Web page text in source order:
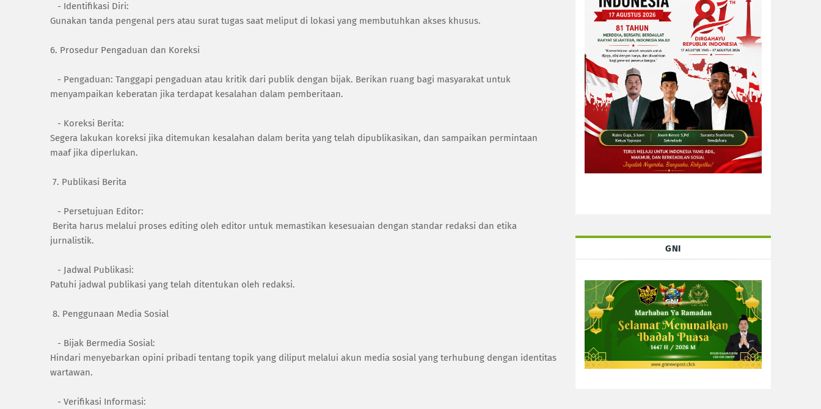
- Identifikasi Diri:
Gunakan tanda pengenal pers atau surat tugas saat meliput di lokasi yang membutuhkan akses khusus.
6. Prosedur Pengaduan dan Koreksi
- Pengaduan: Tanggapi pengaduan atau kritik dari publik dengan bijak. Berikan ruang bagi masyarakat untuk
menyampaikan keberatan jika terdapat kesalahan dalam pemberitaan.
- Koreksi Berita:
Segera lakukan koreksi jika ditemukan kesalahan dalam berita yang telah dipublikasikan, dan sampaikan permintaan
maaf jika diperlukan.
7. Publikasi Berita
- Persetujuan Editor:
Berita harus melalui proses editing oleh editor untuk memastikan kesesuaian dengan standar redaksi dan etika
jurnalistik.
- Jadwal Publikasi:
Patuhi jadwal publikasi yang telah ditentukan oleh redaksi.
8. Penggunaan Media Sosial
- Bijak Bermedia Sosial:
Hindari menyebarkan opini pribadi tentang topik yang diliput melalui akun media sosial yang terhubung dengan identitas
wartawan.
- Verifikasi Informasi:
GNI